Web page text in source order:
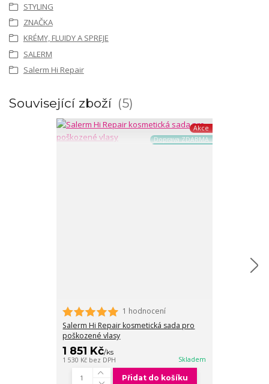
STYLING
ZNAČKA
KRÉMY, FLUIDY A SPREJE
SALERM
Salerm Hi Repair
Související zboží 5
Akce
Doprava ZDARMA
1 hodnocení
Salerm Hi Repair kosmetická sada pro
poškozené vlasy
1 851 Kč/ks
1 530 Kč bez DPH Skladem
Přidat do košíku